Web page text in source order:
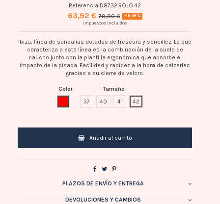
Referencia D8732.ROJO.42
63,92 € 79,90 € -15,98 €
Impuestos incluidos
Ibiza, línea de sandalias dotadas de frescura y sencillez. Lo que
caracteriza a esta línea es la combinación de la suela de
caucho junto con la plantilla ergonómica que absorbe el
impacto de la pisada. Facilidad y rapidez a la hora de calzarlas
gracias a su cierre de velcro.
Color
Tamaño
37
40 41 42
Añadir al carrito
PLAZOS DE ENVÍO Y ENTREGA
DEVOLUCIONES Y CAMBIOS